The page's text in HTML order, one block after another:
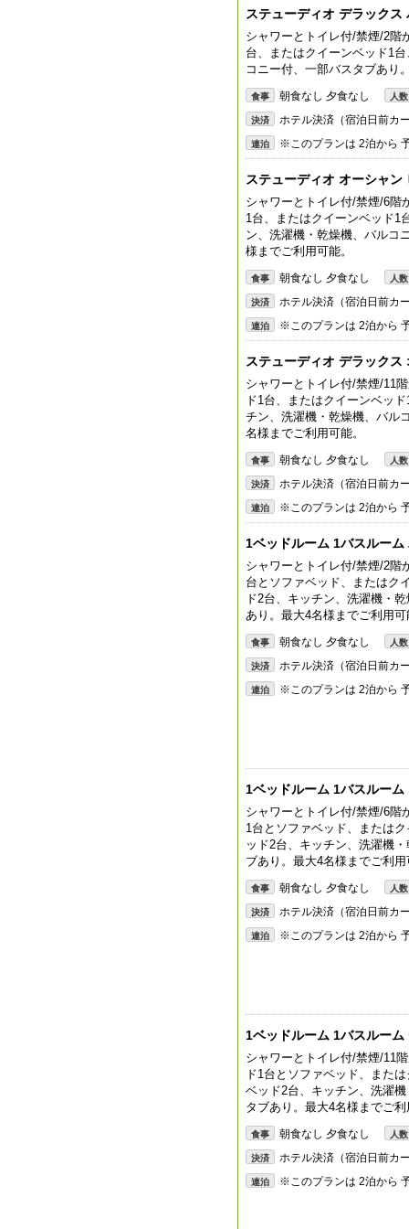
ステューディオ デラックス
シャワーとトイレ付/禁煙/2階
台、またはクイーンベッド1
コニー付、一部バスタブあり
食事 朝食なし 夕食なし 人数
決済 ホテル決済（宿泊日前カ
連泊 ※このプランは 2泊から
ステューディオ オーシャン
シャワーとトイレ付/禁煙/6階
1台、またはクイーンベッド1
ン、洗濯機・乾燥機、バルコ
様までご利用可能。
食事 朝食なし 夕食なし 人数
決済 ホテル決済（宿泊日前カ
連泊 ※このプランは 2泊から
ステューディオ デラックス
シャワーとトイレ付/禁煙/11
ド1台、またはクイーンベッ
チン、洗濯機・乾燥機、バル
名様までご利用可能。
食事 朝食なし 夕食なし 人数
決済 ホテル決済（宿泊日前カ
連泊 ※このプランは 2泊から
1ベッドルーム 1バスルーム
シャワーとトイレ付/禁煙/2階
台とソファベッド、またはク
ド2台、キッチン、洗濯機・
あり。最大4名様までご利用可
食事 朝食なし 夕食なし 人数
決済 ホテル決済（宿泊日前カ
連泊 ※このプランは 2泊から
1ベッドルーム 1バスルー
シャワーとトイレ付/禁煙/6階
1台とソファベッド、または
ッド2台、キッチン、洗濯機
ブあり。最大4名様までご利用
食事 朝食なし 夕食なし 人数
決済 ホテル決済（宿泊日前カ
連泊 ※このプランは 2泊から
1ベッドルーム 1バスルー
シャワーとトイレ付/禁煙/11
ド1台とソファベッド、また
ベッド2台、キッチン、洗濯
タブあり。最大4名様までご利
食事 朝食なし 夕食なし 人数
決済 ホテル決済（宿泊日前カ
連泊 ※このプランは 2泊から